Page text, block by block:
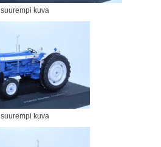
suurempi kuva
suurempi kuva